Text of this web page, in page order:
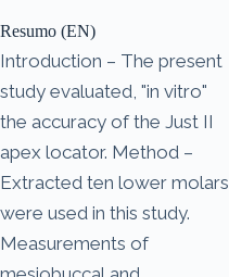
Resumo (EN)
Introduction – The present
study evaluated, "in vitro"
the accuracy of the Just II
apex locator. Method –
Extracted ten lower molars
were used in this study.
Measurements of